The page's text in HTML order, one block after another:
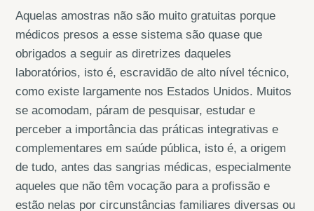
Aquelas amostras não são muito gratuitas porque
médicos presos a esse sistema são quase que
obrigados a seguir as diretrizes daqueles
laboratórios, isto é, escravidão de alto nível técnico,
como existe largamente nos Estados Unidos. Muitos
se acomodam, páram de pesquisar, estudar e
perceber a importância das práticas integrativas e
complementares em saúde pública, isto é, a origem
de tudo, antes das sangrias médicas, especialmente
aqueles que não têm vocação para a profissão e
estão nelas por circunstâncias familiares diversas ou